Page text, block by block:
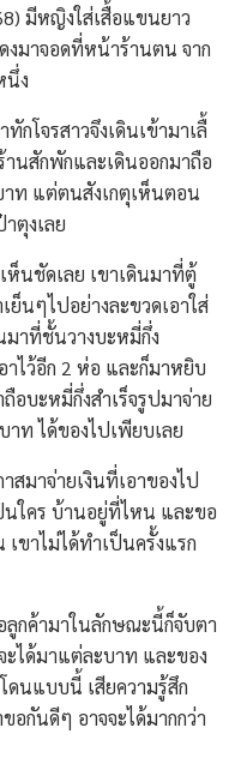
มีหญิงใส่เสื้อแขนยาว
งมาจอดที่หน้าร้านตน จาก
นึ่ง
กโจรสาวจึงเดินเข้ามาเลื้
นสักพักและเดินออกมาถือ
าท แต่ตนสังเกตุเห็นตอน
ตุงเลย
ห็นชัดเลย เขาเดินมาที่ตู้
นๆไปอย่างละขวดเอาใส่
มาที่ชั้นวางบะหมี่กึ่ง
าไว้อีก 2 ห่อ และก็มาหยิบ
อบะหมี่กึ่งสำเร็จรูปมาจ่าย
ท ได้ของไปเพียบเลย
สมาจ่ายเงินที่เอาของไป
นใคร บ้านอยู่ที่ไหน และขอ
ขาไม่ได้ทำเป็นครั้งแรก
ลูกค้ามาในลักษณะนี้ก็จับตา
ะได้มาแต่ละบาท และของ
ดนแบบนี้ เสียความรู้สึก
อกันดีๆ อาจจะได้มากกว่า